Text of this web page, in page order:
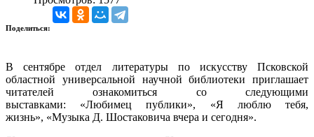
Поделиться:
В сентябре отдел литературы по искусству Псковской
областной универсальной научной библиотеки приглашает
читателей ознакомиться со следующими
выставками: «Любимец публики», «Я люблю тебя,
жизнь», «Музыка Д. Шостаковича вчера и сегодня».